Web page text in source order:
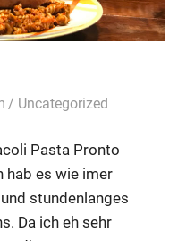
Uncategorized
Pasta Pronto
hab es wie imer
stundenlanges
Da ich eh sehr